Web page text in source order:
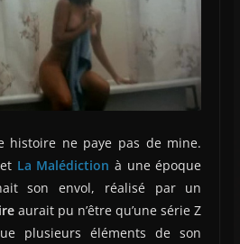
histoire ne paye pas de mine.
et La Malédiction à une époque
son envol, réalisé par un
aurait pu n’être qu’une série Z
plusieurs éléments de son